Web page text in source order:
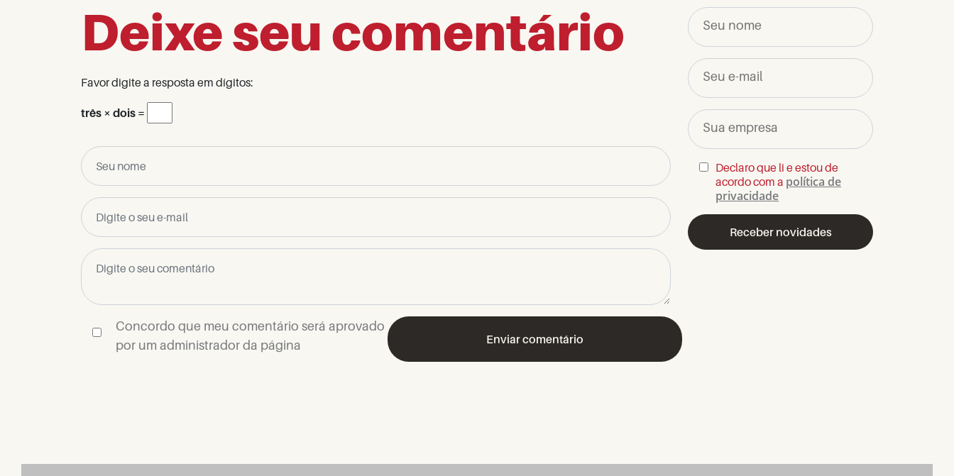
Deixe seu comentário
Concordo que meu comentário será aprovado
por um administrador da página
Favor digite a resposta em dígitos:
três × dois =
Seu nome
Seu e-mail
Sua empresa
Declaro que li e estou de
acordo com a política de
privacidade